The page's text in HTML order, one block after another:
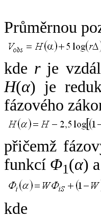
Průměrnou
kde rje
H(α) je
fázového
přičemž
funkcí Φ1(α) a
kde